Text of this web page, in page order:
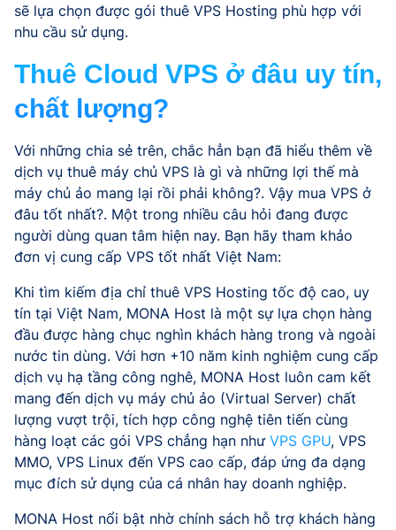
sẽ lựa chọn được gói thuê VPS Hosting phù hợp với
nhu cầu sử dụng.
Thuê Cloud VPS ở đâu uy tín,
chất lượng?
Với những chia sẻ trên, chắc hẳn bạn đã hiểu thêm về
dịch vụ thuê máy chủ VPS là gì và những lợi thế mà
máy chủ ảo mang lại rồi phải không?. Vậy mua VPS ở
đâu tốt nhất?. Một trong nhiều câu hỏi đang được
người dùng quan tâm hiện nay. Bạn hãy tham khảo
đơn vị cung cấp VPS tốt nhất Việt Nam:
Khi tìm kiếm địa chỉ thuê VPS Hosting tốc độ cao, uy
tín tại Việt Nam, MONA Host là một sự lựa chọn hàng
đầu được hàng chục nghìn khách hàng trong và ngoài
nước tin dùng. Với hơn +10 năm kinh nghiệm cung cấp
dịch vụ hạ tầng công nghê, MONA Host luôn cam kết
mang đến dịch vụ máy chủ ảo (Virtual Server) chất
lượng vượt trội, tích hợp công nghệ tiên tiến cùng
hàng loạt các gói VPS chẳng hạn như VPS GPU, VPS
MMO, VPS Linux đến VPS cao cấp, đáp ứng đa dạng
mục đích sử dụng của cá nhân hay doanh nghiệp.
MONA Host nổi bật nhờ chính sách hỗ trợ khách hàng